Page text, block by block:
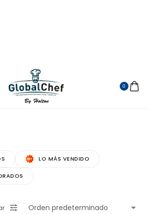
0
LO MÁS VENDIDO